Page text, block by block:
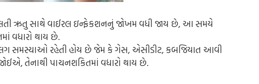
ઋતુ સાથે વાઈરલ ઇન્ફેકશનનું જોખમ વધી જાય છે, આ સમયે
વધારો થાય છે.
સમસ્યાઓ રહેતી હોય છે જેમ કે ગેસ, એસીડીટ, કબજિયાત આવી
તેનાથી પાચનશકિતમાં વધારો થાય છે.